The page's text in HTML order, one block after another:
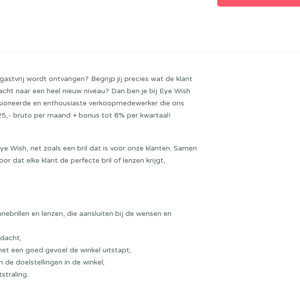
wordt ontvangen? Begrijp jij precies wat de klant
naar een heel nieuw niveau? Dan ben je bij Eye Wish
en enthousiaste verkoopmedewerker die ons
bruto per maand + bonus tot 8% per kwartaal!
Wish, net zoals een bril dat is voor onze klanten. Samen
dat elke klant de perfecte bril of lenzen krijgt,
en lenzen, die aansluiten bij de wensen en
een goed gevoel de winkel uitstapt;
de doelstellingen in de winkel;